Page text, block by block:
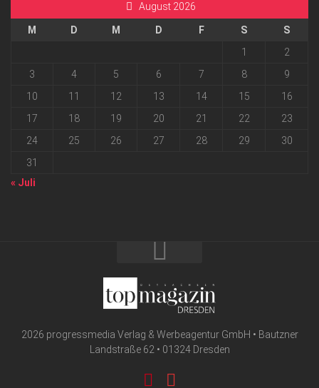
August 2026
M D M D F S
S
1
2
3
4 5 6 7 8
9
10
11 12 13 14 15
16
17
18 19 20 21 22
23
24
25 26 27 28 29
30
31
« Juli
2026 progressmedia Verlag & Werbeagentur GmbH • Bautzner
Landstraße 62 • 01324 Dresden